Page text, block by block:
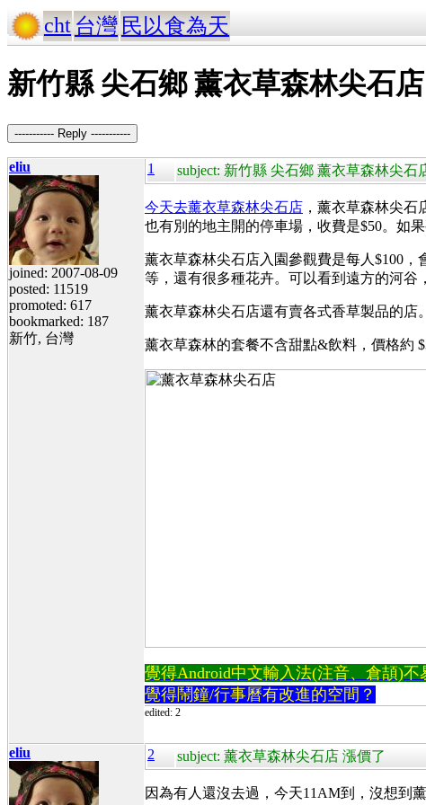
cht 台灣 民以食為天
新竹縣 尖石鄉 薰衣草森林尖石店
----------- Reply -----------
eliu
joined: 2007-08-09
posted: 11519
promoted: 617
bookmarked: 187
新竹, 台灣
1 subject: 新竹縣 尖石鄉 薰衣草森林尖石
今天去薰衣草森林尖石店 ，薰衣草森林尖
也有別的地主開的停車場，收費是$50。如
薰衣草森林尖石店入園參觀費是每人$100
等，還有很多種花卉。可以看到遠方的河谷
薰衣草森林尖石店還有賣各式香草製品的店。
薰衣草森林的套餐不含甜點&飲料，價格約
覺得Android中文輸入法(注音、倉頡)
覺得鬧鐘/行事曆有改進的空間？
edited: 2
eliu 2 subject: 薰衣草森林尖石店 漲價了
因為有人還沒去過，今天11AM到，沒想到